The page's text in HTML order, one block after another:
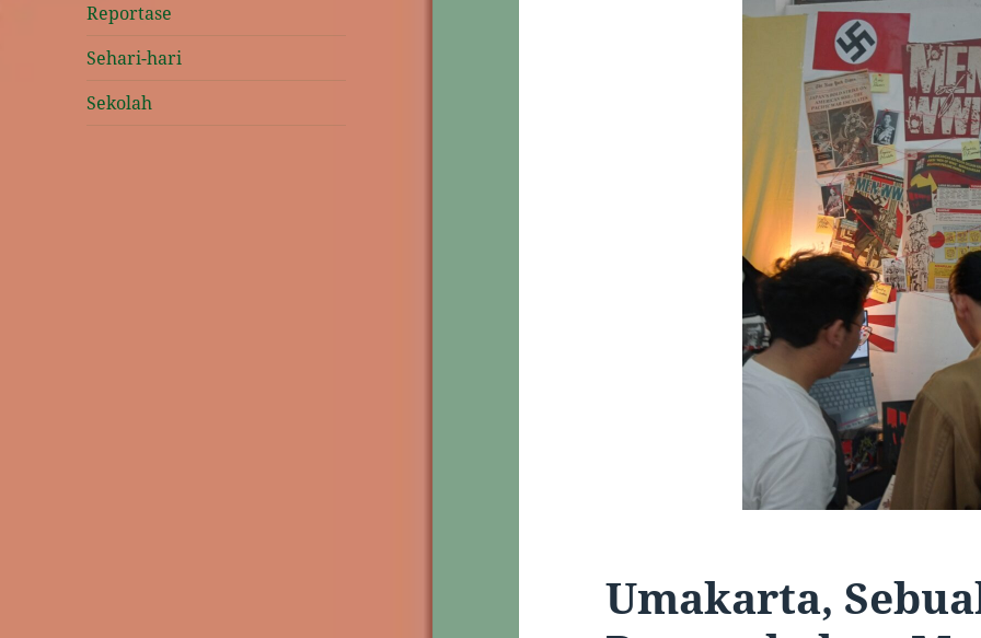
Reportase
Sehari-hari
Sekolah
Umakarta,